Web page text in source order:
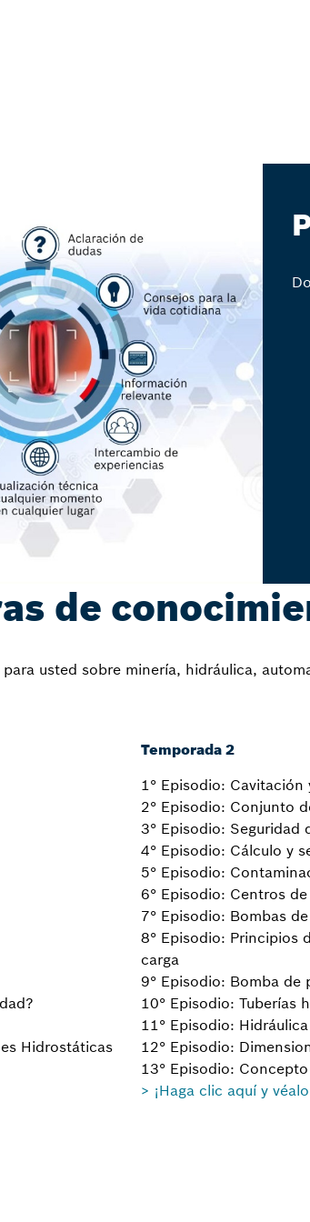
de
usted sobre minería, hidráulica,
Hidrostáticas
Temporada 2
1° Episodio:
2° Episodio: Conjunto
3° Episodio: Seguridad
4° Episodio: Cálculo y
5° Episodio:
6° Episodio: Centros
7° Episodio: Bombas
8° Episodio: Principios
carga
9° Episodio: Bomba de
10° Episodio: Tuberías
11° Episodio:
12° Episodio:
13° Episodio:
> ¡Haga clic aquí y